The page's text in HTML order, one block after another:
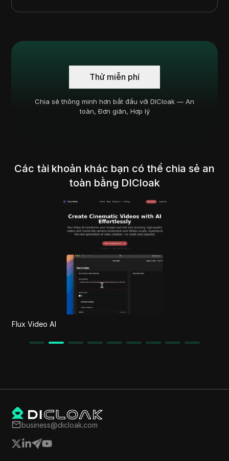
Thử miễn phí
Chia sẻ thông minh hơn bắt đầu với DICloak — An
toàn, Đơn giản, Hợp lý
Các tài khoản khác bạn có thể chia sẻ an
toàn bằng DICloak
Flux Video AI
business@dicloak.com